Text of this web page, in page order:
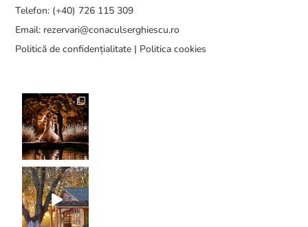
Telefon: (+40) 726 115 309
Email: rezervari@conaculserghiescu.ro
Politică de confidențialitate | Politica cookies